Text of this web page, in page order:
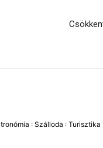
: Szálloda : Turisztika